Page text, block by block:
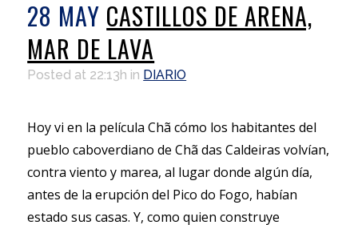
28 MAY CASTILLOS DE ARENA,
MAR DE LAVA
Posted at 22:13h in DIARIO
Hoy vi en la película Chã cómo los habitantes del
pueblo caboverdiano de Chã das Caldeiras volvían,
contra viento y marea, al lugar donde algún día,
antes de la erupción del Pico do Fogo, habían
estado sus casas. Y, como quien construye